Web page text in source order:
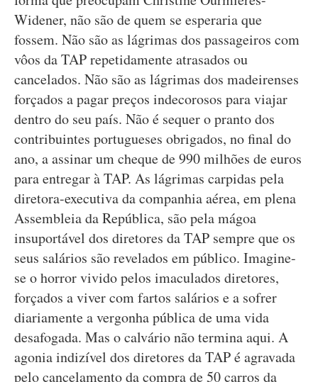
Widener, não são de quem se esperaria que
fossem. Não são as lágrimas dos passageiros com
vôos da TAP repetidamente atrasados ou
cancelados. Não são as lágrimas dos madeirenses
forçados a pagar preços indecorosos para viajar
dentro do seu país. Não é sequer o pranto dos
contribuintes portugueses obrigados, no final do
ano, a assinar um cheque de 990 milhões de euros
para entregar à TAP. As lágrimas carpidas pela
diretora-executiva da companhia aérea, em plena
Assembleia da República, são pela mágoa
insuportável dos diretores da TAP sempre que os
seus salários são revelados em público. Imagine-
se o horror vivido pelos imaculados diretores,
forçados a viver com fartos salários e a sofrer
diariamente a vergonha pública de uma vida
desafogada. Mas o calvário não termina aqui. A
agonia indizível dos diretores da TAP é agravada
pelo cancelamento da compra de 50 carros da